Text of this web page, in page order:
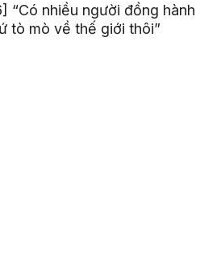
“Có nhiều người đồng hành
tò mò về thế giới thôi”